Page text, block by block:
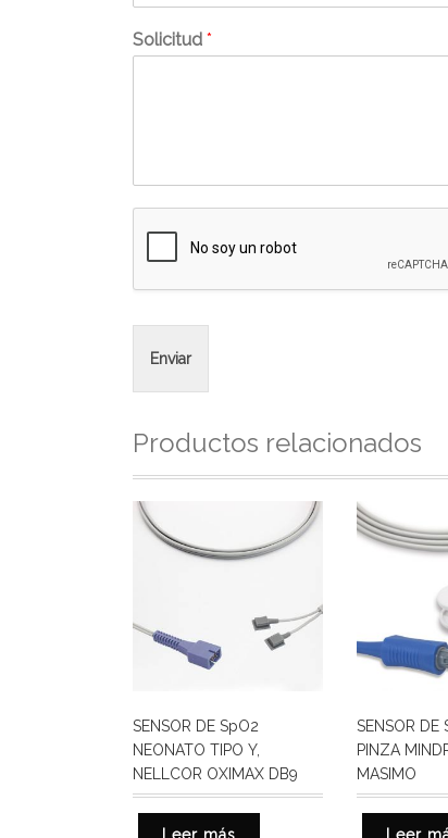
Solicitud *
Enviar
Productos relacionados
SENSOR DE SpO2
NEONATO TIPO Y,
NELLCOR OXIMAX DB9
SENSOR DE
PINZA
MASIMO